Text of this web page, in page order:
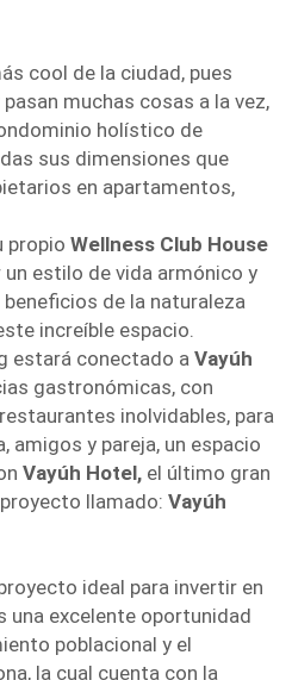
cool de la ciudad, pues
muchas cosas a la vez,
holístico de
sus dimensiones que
en apartamentos,
propio Wellness Club House
estilo de vida armónico y
de la naturaleza
increíble espacio.
estará conectado a Vayúh
gastronómicas, con
inolvidables, para
amigos y pareja, un espacio
Vayúh Hotel, el último gran
llamado: Vayúh
ideal para invertir en
una excelente oportunidad
poblacional y el
la cual cuenta con la